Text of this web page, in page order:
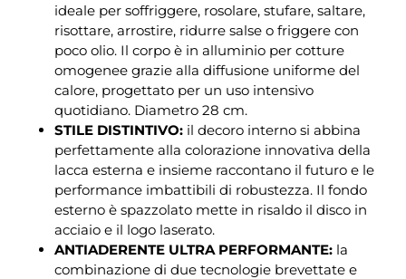
ideale per soffriggere, rosolare, stufare, saltare,
risottare, arrostire, ridurre salse o friggere con
poco olio. Il corpo è in alluminio per cotture
omogenee grazie alla diffusione uniforme del
calore, progettato per un uso intensivo
quotidiano. Diametro 28 cm.
STILE DISTINTIVO: il decoro interno si abbina
perfettamente alla colorazione innovativa della
lacca esterna e insieme raccontano il futuro e le
performance imbattibili di robustezza. Il fondo
esterno è spazzolato mette in risaldo il disco in
acciaio e il logo laserato.
ANTIADERENTE ULTRA PERFORMANTE: la
combinazione di due tecnologie brevettate e